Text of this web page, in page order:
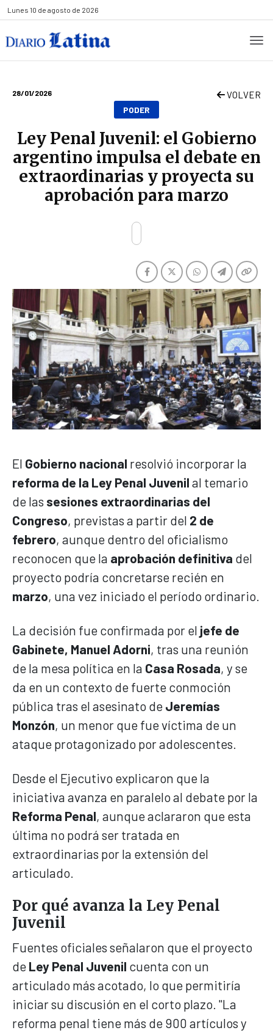
Lunes 10 de agosto de 2026
28/01/2026 VOLVER
PODER
Ley Penal Juvenil: el Gobierno
argentino impulsa el debate en
extraordinarias y proyecta su
aprobación para marzo
El Gobierno nacional resolvió incorporar la
reforma de la Ley Penal Juvenil al temario
de las sesiones extraordinarias del
Congreso, previstas a partir del 2 de
febrero, aunque dentro del oficialismo
reconocen que la aprobación definitiva del
proyecto podría concretarse recién en
marzo, una vez iniciado el período ordinario.
La decisión fue confirmada por el jefe de
Gabinete, Manuel Adorni, tras una reunión
de la mesa política en la Casa Rosada, y se
da en un contexto de fuerte conmoción
pública tras el asesinato de Jeremías
Monzón, un menor que fue víctima de un
ataque protagonizado por adolescentes.
Desde el Ejecutivo explicaron que la
iniciativa avanza en paralelo al debate por la
Reforma Penal, aunque aclararon que esta
última no podrá ser tratada en
extraordinarias por la extensión del
articulado.
Por qué avanza la Ley Penal
Juvenil
Fuentes oficiales señalaron que el proyecto
de Ley Penal Juvenil cuenta con un
articulado más acotado, lo que permitiría
iniciar su discusión en el corto plazo. "La
reforma penal tiene más de 900 artículos y